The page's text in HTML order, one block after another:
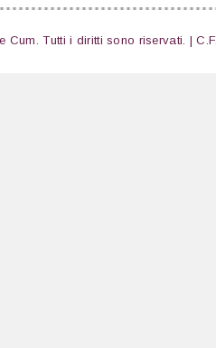
Cum. Tutti i diritti sono riservati. |